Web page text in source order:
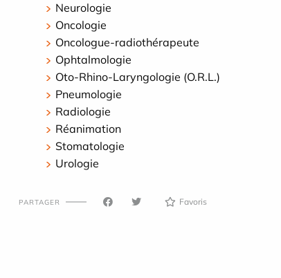
Neurologie
Oncologie
Oncologue-radiothérapeute
Ophtalmologie
Oto-Rhino-Laryngologie (O.R.L.)
Pneumologie
Radiologie
Réanimation
Stomatologie
Urologie
PARTAGER Favoris